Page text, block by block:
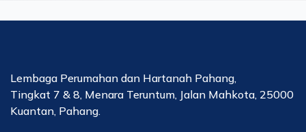
Lembaga Perumahan dan Hartanah Pahang,
Tingkat 7 & 8, Menara Teruntum, Jalan Mahkota, 25000
Kuantan, Pahang.